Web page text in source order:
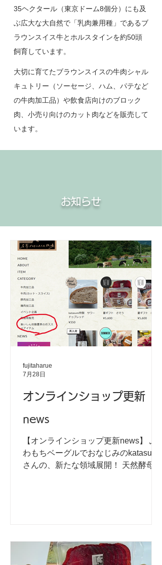
35ヘクタール（東京ドーム8個分）にも及
ぶ広大な大自然で「乳肉兼用種」であるブ
ラウンスイス牛とホルスタインを約50頭
飼育しています。
大切に育てたブラウンスイスの牛肉シャル
キュトリー（ソーセージ、ハム、パテなど
の牛肉加工品）や飲食店向けのブロック
肉、小売り向けのカット肉などを販売して
います。
お知らせ
オンラインショップ更新
news
【オンラインショップ更新news】 ふ
わもちベーグルでおなじみのkatasumi
さんの、新たな領域展開！ 天然酵母と
ちもち感はそのままに、厚めの香ばし
いクラスト（皮）とトムとジェリーに
fujitaharue
7月28日